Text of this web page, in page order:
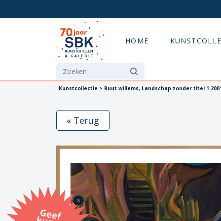
HOME
Kunstcollectie > Ruut willems, Landschap zonder titel 1
G
eef
u
n
st
a
d
o
m
et
e SB
K
u
n
stb
o
n
« Terug